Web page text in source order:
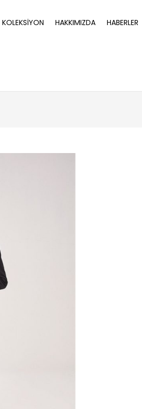
KOLEKSIYON HAKKIMIZDA HABERLER